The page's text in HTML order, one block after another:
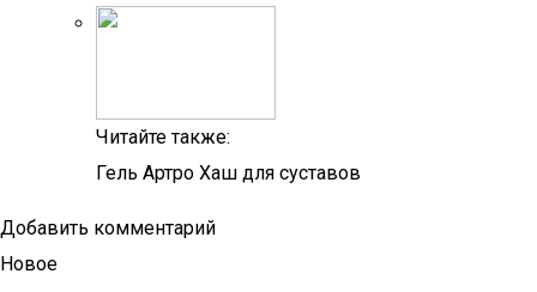
Читайте также:
Гель Артро Хаш для суставов
Добавить комментарий
Новое